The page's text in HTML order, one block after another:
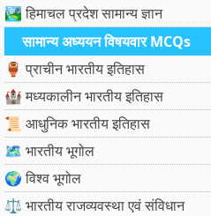
🏞️ हिमाचल प्रदेश सामान्य ज्ञान
सामान्य अध्ययन विषयवार MCQs
🏺 प्राचीन भारतीय इतिहास
🏰 मध्यकालीन भारतीय इतिहास
📜 आधुनिक भारतीय इतिहास
🗺️ भारतीय भूगोल
🌍 विश्व भूगोल
⚖️ भारतीय राजव्यवस्था एवं संविधान